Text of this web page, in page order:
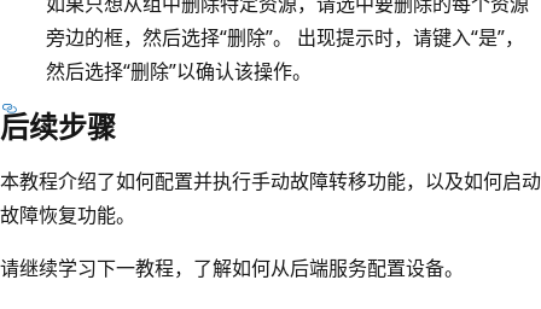
旁边的框，然后选择“删除”。 出现提示时，请键入“是”，
然后选择“删除”以确认该操作。
后续步骤
本教程介绍了如何配置并执行手动故障转移功能，以及如何启动
故障恢复功能。
请继续学习下一教程，了解如何从后端服务配置设备。